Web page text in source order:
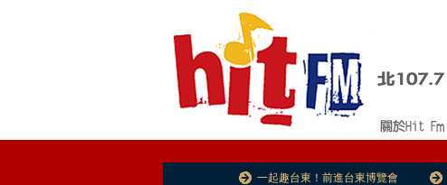
一起趣台東！前進台東博覽會